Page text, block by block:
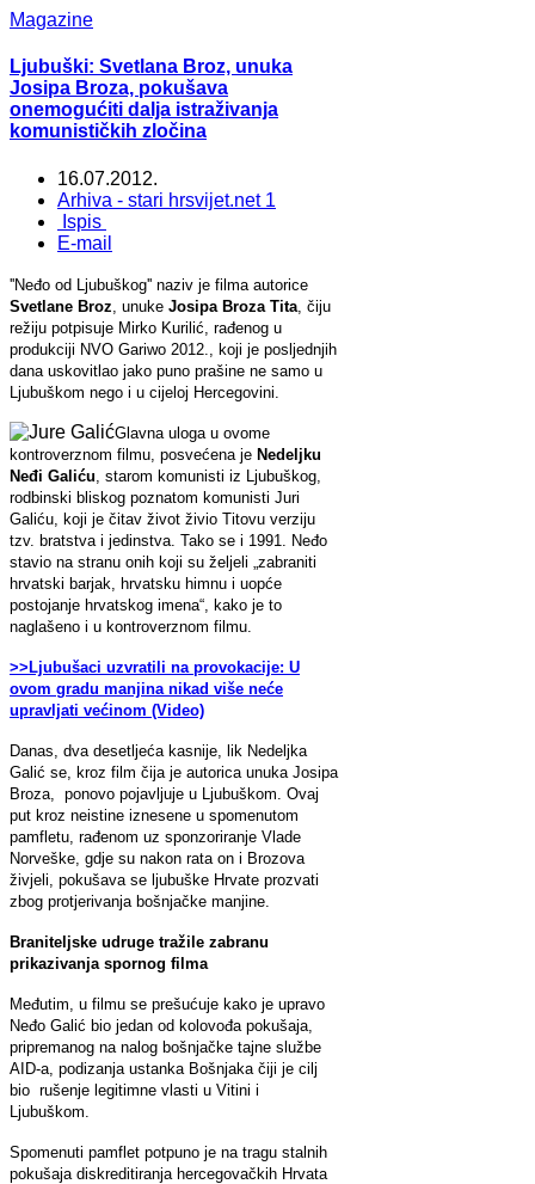
Magazine
Ljubuški: Svetlana Broz, unuka
Josipa Broza, pokušava
onemogućiti dalja istraživanja
komunističkih zločina
16.07.2012.
Arhiva - stari hrsvijet.net 1
Ispis
E-mail
''Neđo od Ljubuškog'' naziv je filma autorice
Svetlane Broz , unuke Josipa Broza Tita , čiju
režiju potpisuje Mirko Kurilić, rađenog u
produkciji NVO Gariwo 2012., koji je posljednjih
dana uskovitlao jako puno prašine ne samo u
Ljubuškom nego i u cijeloj Hercegovini.
Glavna uloga u ovome
kontroverznom filmu, posvećena je Nedeljku
Neđi Galiću , starom komunisti iz Ljubuškog,
rodbinski bliskog poznatom komunisti Juri
Galiću, koji je čitav život živio Titovu verziju
tzv. bratstva i jedinstva. Tako se i 1991. Neđo
stavio na stranu onih koji su željeli „zabraniti
hrvatski barjak, hrvatsku himnu i uopće
postojanje hrvatskog imena“, kako je to
naglašeno i u kontroverznom filmu.
>>Ljubušaci uzvratili na provokacije: U
ovom gradu manjina nikad više neće
upravljati većinom (Video)
Danas, dva desetljeća kasnije, lik Nedeljka
Galić se, kroz film čija je autorica unuka Josipa
Broza, ponovo pojavljuje u Ljubuškom. Ovaj
put kroz neistine iznesene u spomenutom
pamfletu, rađenom uz sponzoriranje Vlade
Norveške, gdje su nakon rata on i Brozova
živjeli, pokušava se ljubuške Hrvate prozvati
zbog protjerivanja bošnjačke manjine.
Braniteljske udruge tražile zabranu
prikazivanja spornog filma
Međutim, u filmu se prešućuje kako je upravo
Neđo Galić bio jedan od kolovođa pokušaja,
pripremanog na nalog bošnjačke tajne službe
AID-a, podizanja ustanka Bošnjaka čiji je cilj
bio rušenje legitimne vlasti u Vitini i
Ljubuškom.
Spomenuti pamflet potpuno je na tragu stalnih
pokušaja diskreditiranja hercegovačkih Hrvata